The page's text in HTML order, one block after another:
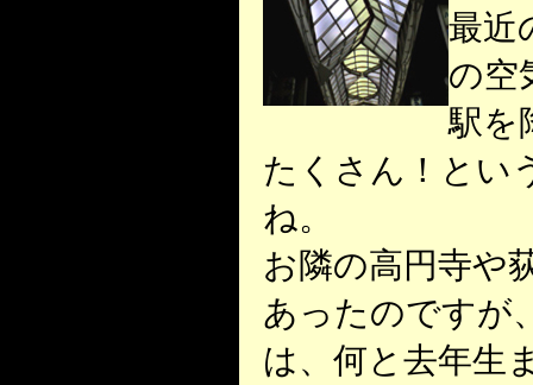
最近
の空
駅を
たくさん！とい
ね。
お隣の高円寺や
あったのですが
は、何と去年生